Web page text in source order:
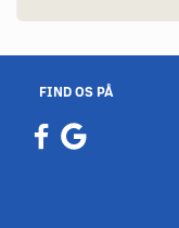
FIND OS PÅ